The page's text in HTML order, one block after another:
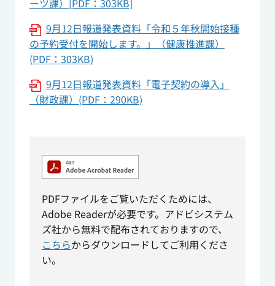
ーツ課）[PDF：303KB]
9月12日報道発表資料「令和５年秋開始接種
の予約受付を開始します。」（健康推進課）
(PDF：303KB)
9月12日報道発表資料「電子契約の導入」
（財政課）(PDF：290KB)
PDFファイルをご覧いただくためには、
Adobe Readerが必要です。アドビシステム
ズ社から無料で配布されておりますので、
こちらからダウンロードしてご利用くださ
い。